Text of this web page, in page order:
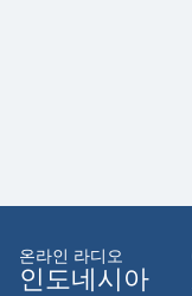
온라인 라디오
인도네시아